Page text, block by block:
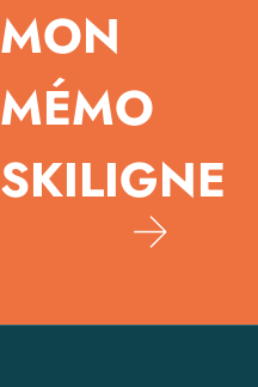
MON
MÉMO
SKILIGNE